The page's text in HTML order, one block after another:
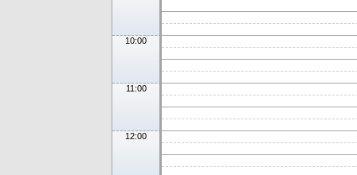
10:00
11:00
12:00